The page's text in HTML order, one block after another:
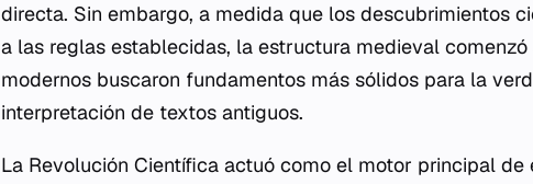
directa. Sin embargo, a medida que los descubrimientos
a las reglas establecidas, la estructura medieval comenzó
modernos buscaron fundamentos más sólidos para la
interpretación de textos antiguos.
La Revolución Científica actuó como el motor principal